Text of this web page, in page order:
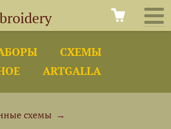
СХЕМЫ
ARTGALLA
схемы →